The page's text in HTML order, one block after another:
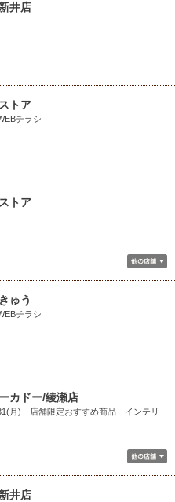
井店
トア
チラシ
トア
ゅう
チラシ
カドー/綾瀬店
月) 店舗限定おすすめ商品 インテリ
井店